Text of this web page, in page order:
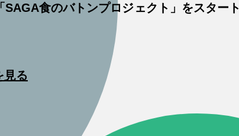
食のバトンプロジェクト」をスタート
見る